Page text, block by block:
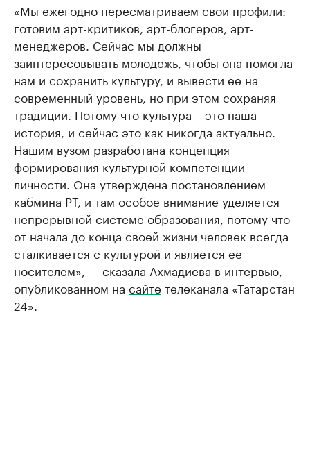
«Мы ежегодно пересматриваем свои профили:
готовим арт-критиков, арт-блогеров, арт-
менеджеров. Сейчас мы должны
заинтересовывать молодежь, чтобы она помогла
нам и сохранить культуру, и вывести ее на
современный уровень, но при этом сохраняя
традиции. Потому что культура – это наша
история, и сейчас это как никогда актуально.
Нашим вузом разработана концепция
формирования культурной компетенции
личности. Она утверждена постановлением
кабмина РТ, и там особое внимание уделяется
непрерывной системе образования, потому что
от начала до конца своей жизни человек всегда
сталкивается с культурой и является ее
носителем», — сказала Ахмадиева в интервью,
опубликованном на сайте телеканала «Татарстан
24».